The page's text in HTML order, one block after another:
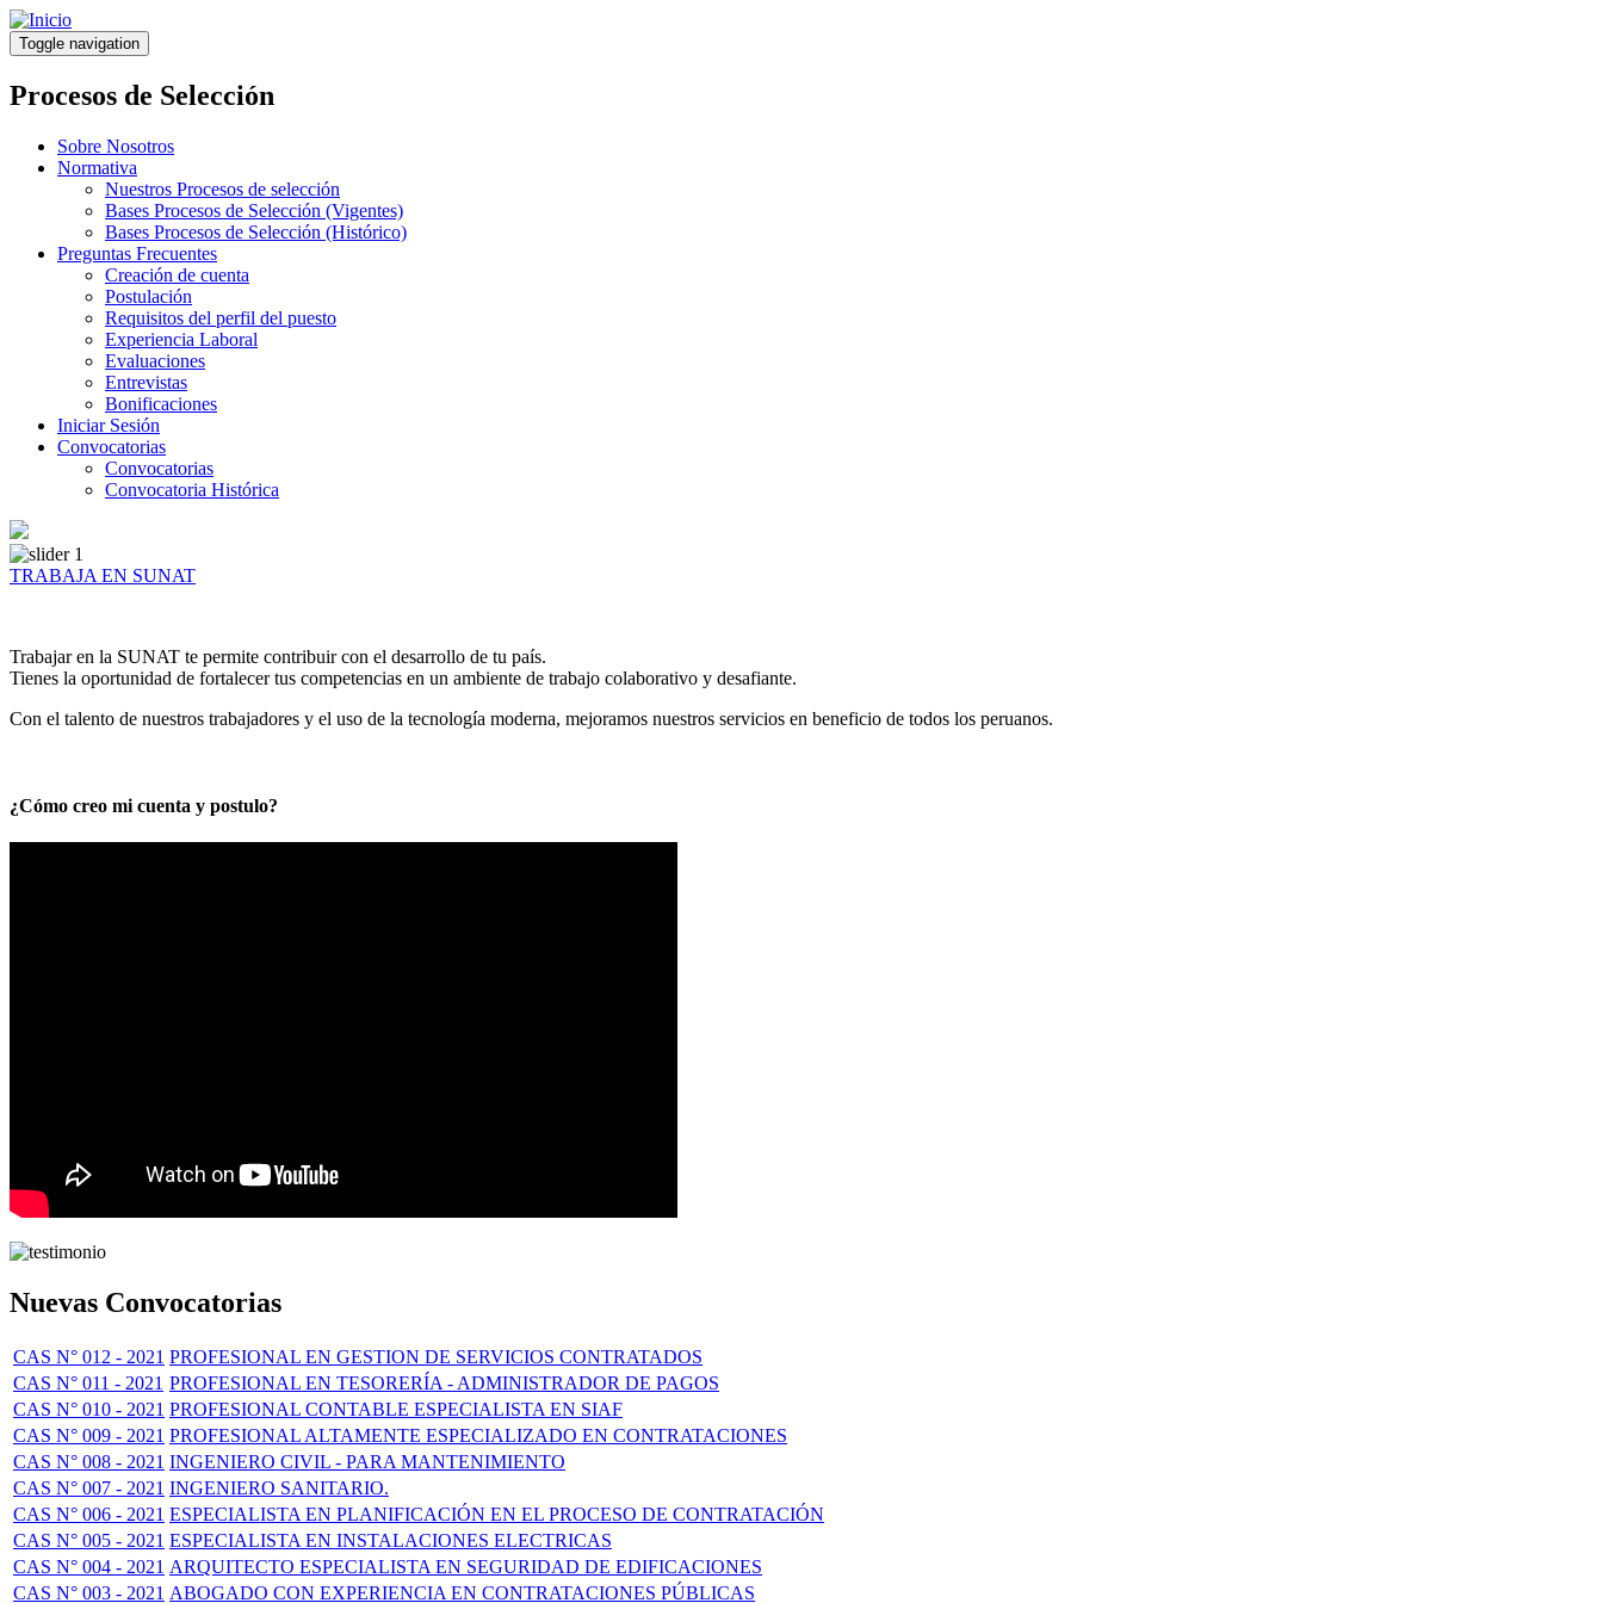
Pasar
al
contenido
principal
Toggle navigation
Procesos de Selección
Sobre Nosotros
Normativa
Nuestros Procesos de selección
Bases Procesos de Selección (Vigentes)
Bases Procesos de Selección (Histórico)
Preguntas Frecuentes
Creación de cuenta
Postulación
Requisitos del perfil del puesto
Experiencia Laboral
Evaluaciones
Entrevistas
Bonificaciones
Iniciar Sesión
Convocatorias
Convocatorias
Convocatoria Histórica
TRABAJA EN SUNAT
Trabajar en la SUNAT te permite contribuir con el desarrollo de tu país.
Tienes la oportunidad de fortalecer tus competencias en un ambiente de trabajo colaborativo y desafiante.
Con el talento de nuestros trabajadores y el uso de la tecnología moderna, mejoramos nuestros servicios en beneficio de todos los peruanos.
¿Cómo creo mi cuenta y postulo?
Nuevas Convocatorias
CAS N° 012 - 2021 PROFESIONAL EN GESTION DE SERVICIOS CONTRATADOS
CAS N° 011 - 2021 PROFESIONAL EN TESORERÍA - ADMINISTRADOR DE PAGOS
CAS N° 010 - 2021 PROFESIONAL CONTABLE ESPECIALISTA EN SIAF
CAS N° 009 - 2021 PROFESIONAL ALTAMENTE ESPECIALIZADO EN CONTRATACIONES
CAS N° 008 - 2021 INGENIERO CIVIL - PARA MANTENIMIENTO
CAS N° 007 - 2021 INGENIERO SANITARIO.
CAS N° 006 - 2021 ESPECIALISTA EN PLANIFICACIÓN EN EL PROCESO DE CONTRATACIÓN
CAS N° 005 - 2021 ESPECIALISTA EN INSTALACIONES ELECTRICAS
CAS N° 004 - 2021 ARQUITECTO ESPECIALISTA EN SEGURIDAD DE EDIFICACIONES
CAS N° 003 - 2021 ABOGADO CON EXPERIENCIA EN CONTRATACIONES PÚBLICAS